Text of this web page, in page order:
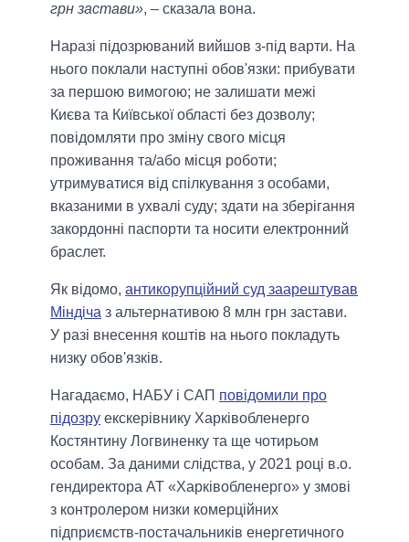
грн застави», – сказала вона.
Наразі підозрюваний вийшов з-під варти. На
нього поклали наступні обов'язки: прибувати
за першою вимогою; не залишати межі
Києва та Київської області без дозволу;
повідомляти про зміну свого місця
проживання та/або місця роботи;
утримуватися від спілкування з особами,
вказаними в ухвалі суду; здати на зберігання
закордонні паспорти та носити електронний
браслет.
Як відомо, антикорупційний суд заарештував
Міндіча з альтернативою 8 млн грн застави.
У разі внесення коштів на нього покладуть
низку обов'язків.
Нагадаємо, НАБУ і САП повідомили про
підозру екскерівнику Харківобленерго
Костянтину Логвиненку та ще чотирьом
особам. За даними слідства, у 2021 році в.о.
гендиректора АТ «Харківобленерго» у змові
з контролером низки комерційних
підприємств-постачальників енергетичного